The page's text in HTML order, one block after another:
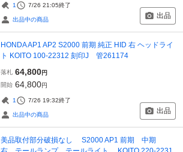
1 7/26 21:05終了
出品中の商品 出品
HONDA AP1 AP2 S2000 前期 純正 HID 右 ヘッドライ
ト KOITO 100-22312 刻印J 管261174
落札 64,800円
開始 64,800円
1 7/26 19:32終了
出品中の商品 出品
美品取付部分破損なし S2000 AP1 前期 中期